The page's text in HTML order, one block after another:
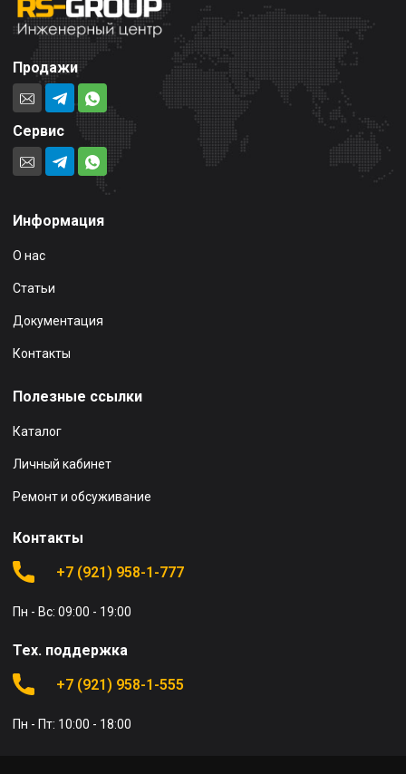
Продажи
Сервис
Информация
О нас
Статьи
Документация
Контакты
Полезные ссылки
Каталог
Личный кабинет
Ремонт и обсуживание
Контакты
+7 (921) 958-1-777
Пн - Вс: 09:00 - 19:00
Тех. поддержка
+7 (921) 958-1-555
Пн - Пт: 10:00 - 18:00